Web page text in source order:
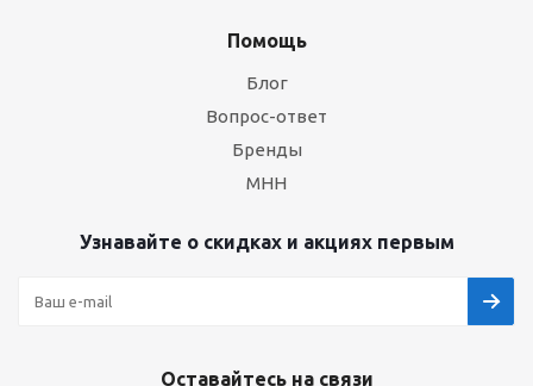
Помощь
Блог
Вопрос-ответ
Бренды
МНН
Узнавайте о скидках и акциях первым
Оставайтесь на связи